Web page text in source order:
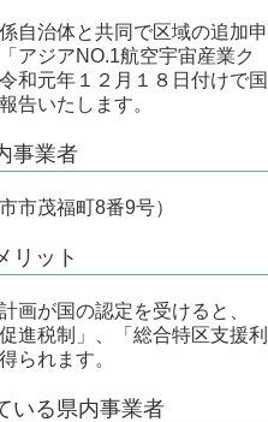
自治体と共同で区域の追加申
アジアNO.1航空宇宙産業ク
和元年１２月１８日付けで国
告いたします。
事業者
市茂福町8番9号）
リット
画が国の認定を受けると、
進税制」、「総合特区支援利
られます。
いる県内事業者